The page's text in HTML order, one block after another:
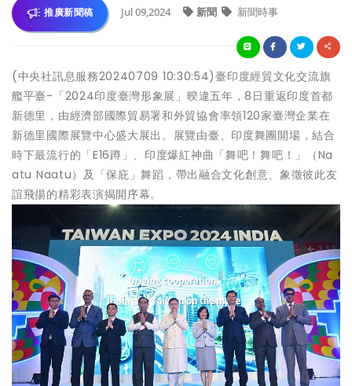
推廣新聞稿 Jul 09,2024 新聞 新聞時事
(中央社訊息服務20240709 10:30:54)臺印度經貿文化交流旗
艦平臺-「2024印度臺灣形象展」暌違五年，8日重返印度首都
新德里，由經濟部國際貿易署和外貿協會率領120家臺灣企業在
新德里國際展覽中心盛大展出。展覽由臺、印度舞團開場，結合
時下最流行的「E16蹲」、印度爆紅神曲「舞吧！舞吧！」（Na
atu Naatu）及「保庇」舞蹈，帶出融合文化創意、象徵彼此友
誼飛揚的精彩表演揭開序幕。